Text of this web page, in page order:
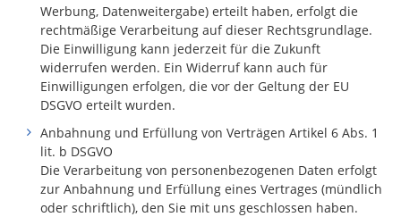
Werbung, Datenweitergabe) erteilt haben, erfolgt die
rechtmäßige Verarbeitung auf dieser Rechtsgrundlage.
Die Einwilligung kann jederzeit für die Zukunft
widerrufen werden. Ein Widerruf kann auch für
Einwilligungen erfolgen, die vor der Geltung der EU
DSGVO erteilt wurden.
Anbahnung und Erfüllung von Verträgen Artikel 6 Abs. 1
lit. b DSGVO
Die Verarbeitung von personenbezogenen Daten erfolgt
zur Anbahnung und Erfüllung eines Vertrages (mündlich
oder schriftlich), den Sie mit uns geschlossen haben.